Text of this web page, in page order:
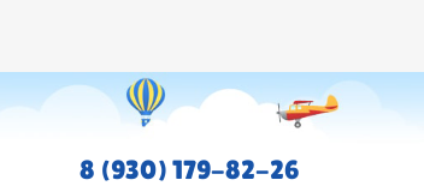
8 (930) 179-82-26